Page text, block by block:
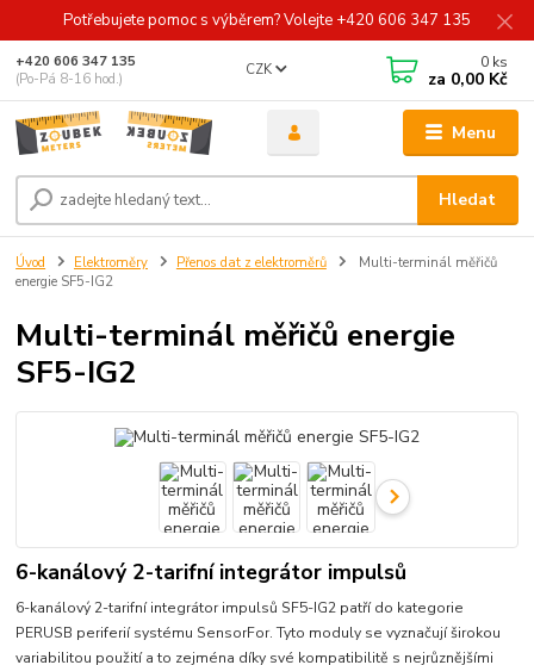
Potřebujete pomoc s výběrem? Volejte +420 606 347 135
Menu
CZK
Hledat
+420 606 347 135
(Po-Pá 8-16 hod.)
0 ks
za 0,00 Kč
Úvod Elektroměry Přenos dat z elektroměrů
Multi-terminál měřičů
energie SF5-IG2
Multi-terminál měřičů energie
SF5-IG2
6-kanálový 2-tarifní integrátor impulsů
6-kanálový 2-tarifní integrátor impulsů SF5-IG2 patří do kategorie
PERUSB periferií systému SensorFor. Tyto moduly se vyznačují širokou
variabilitou použití a to zejména díky své kompatibilitě s nejrůznějšími